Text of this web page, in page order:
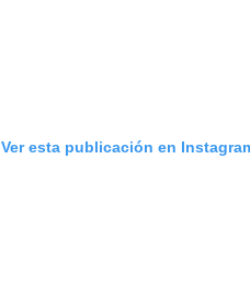
Ver esta publicación en